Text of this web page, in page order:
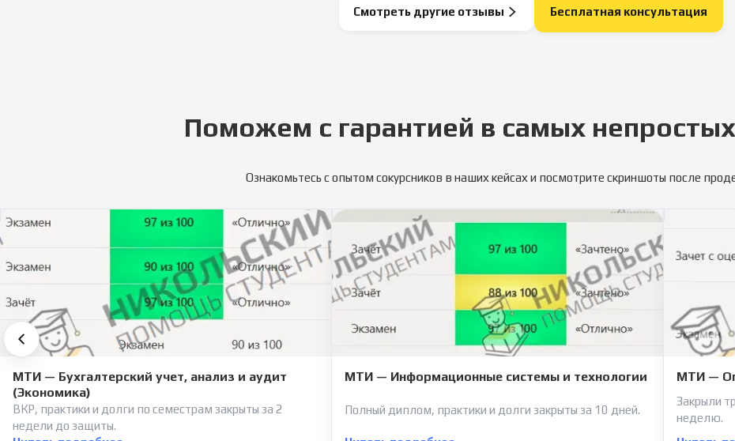
Смотреть другие отзывы Бесплатная консультация
Поможем с гарантией в самых
Ознакомьтесь с опытом сокурсников в наших кейсах и посмотрите скриншоты после
МТИ — Бухгалтерский учет, анализ и аудит
(Экономика)
ВКР, практики и долги по семестрам закрыты за 2
недели до защиты.
МТИ — Информационные системы и технологии
Полный диплом, практики и долги закрыты за 10 дней.
МТИ —
Закрыли
неделю.